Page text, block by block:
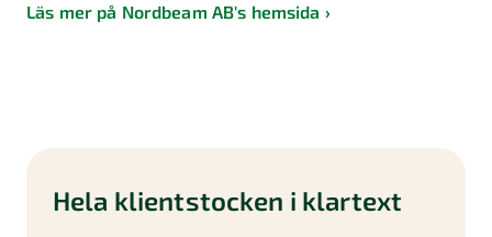
Läs mer på Nordbeam AB's hemsida
Hela klientstocken i klartext